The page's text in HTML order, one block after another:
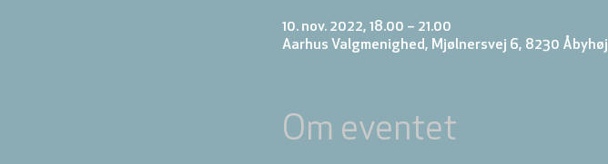
10. nov. 2022, 18.00 – 21.00
Aarhus Valgmenighed, Mjølnersvej 6, 8230 Åbyhøj
Om eventet